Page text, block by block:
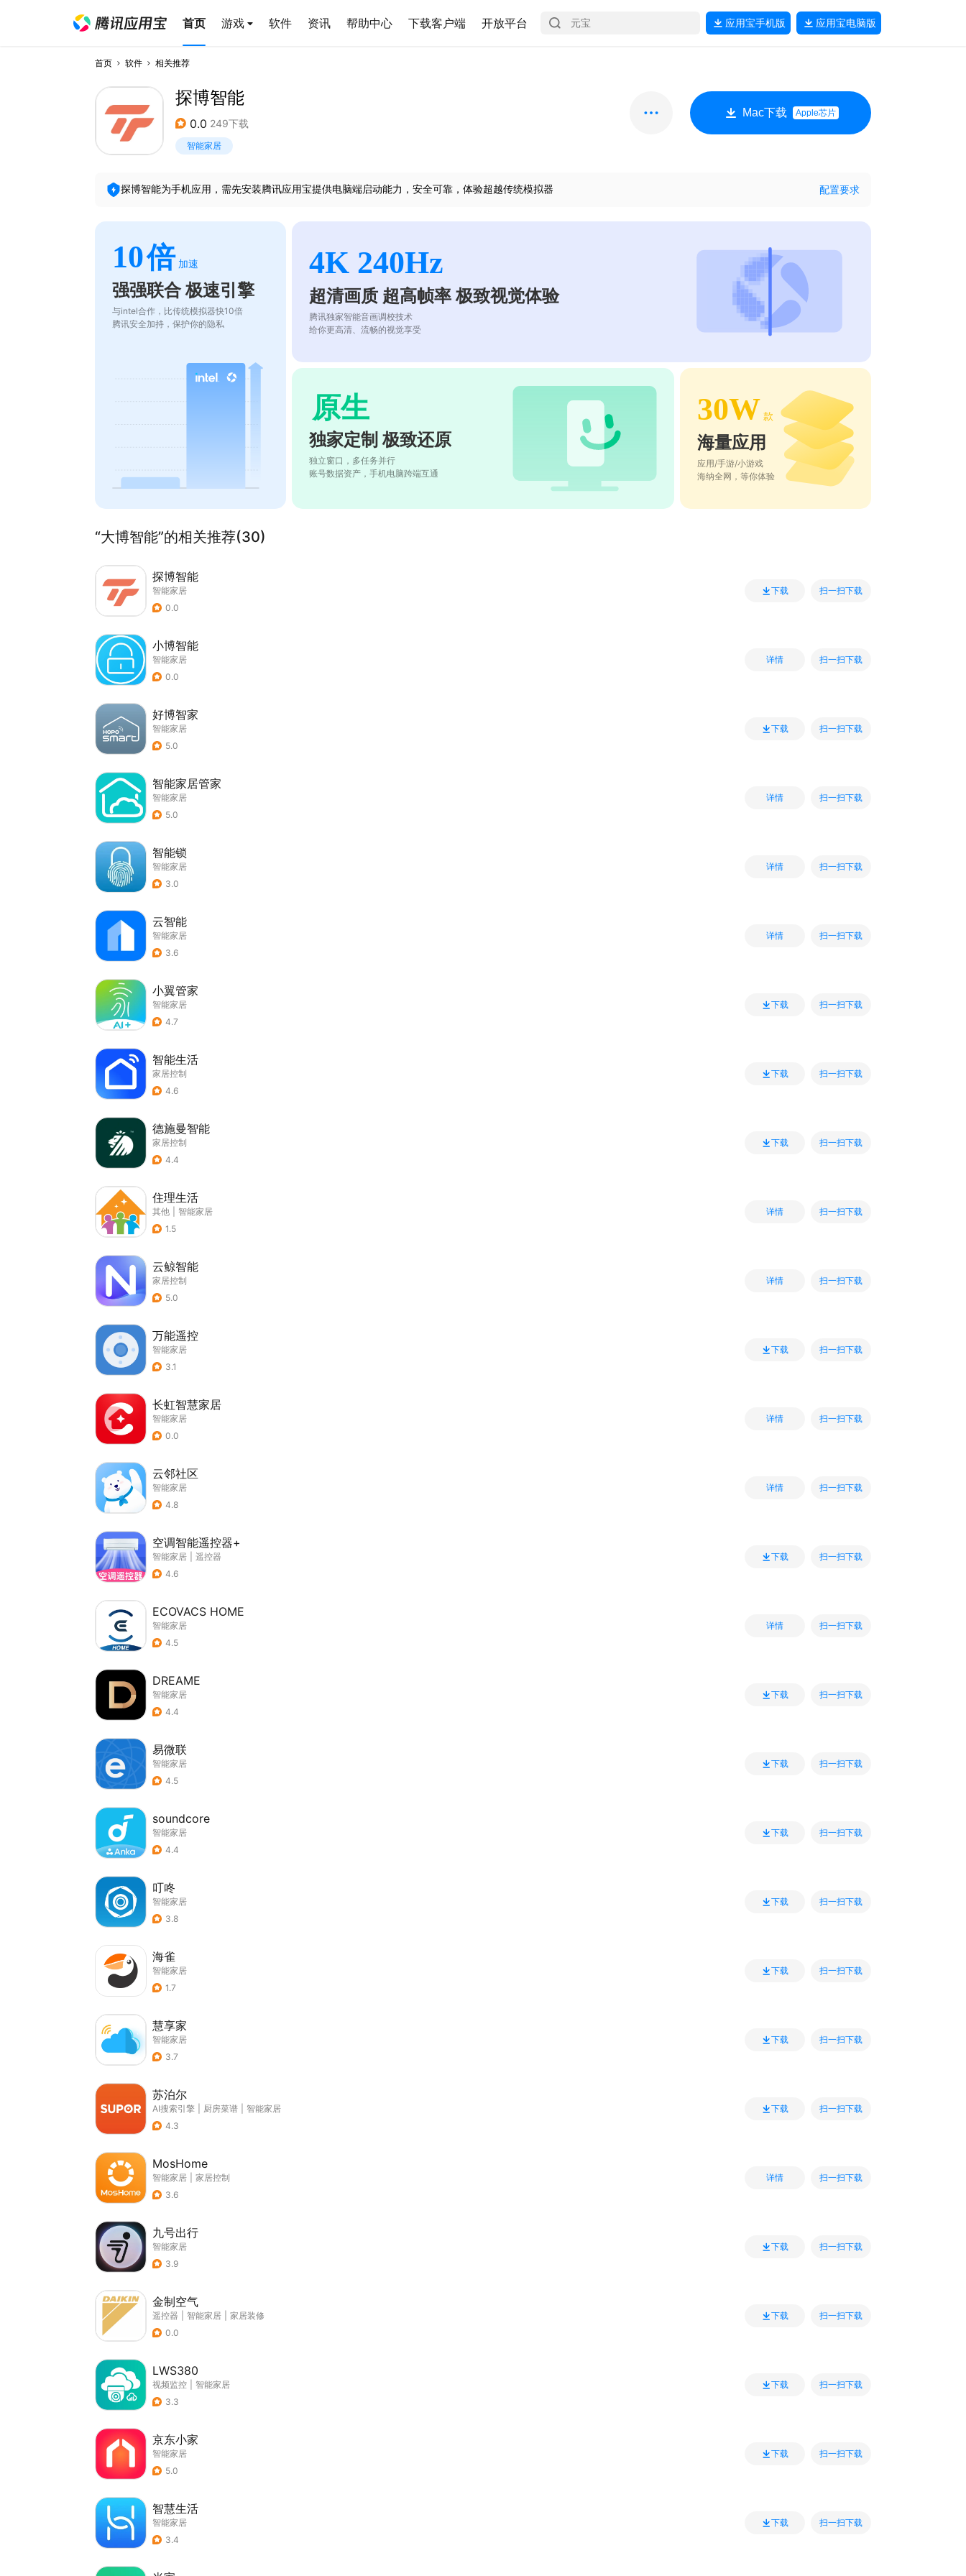
首页 游戏 软件 资讯 帮助中心 下载客户端 开放平台 应用宝手机版 应用宝电脑版
首页 软件 相关推荐
探博智能
0.0 249下载
智能家居
Mac下载 Apple芯片
探博智能为手机应用，需先安装腾讯应用宝提供电脑端启动能力，安全可靠，体验超越传统模拟器 配置要求
10倍 加速
强强联合 极速引擎
与intel合作，比传统模拟器快10倍
腾讯安全加持，保护你的隐私
4K 240Hz
超清画质 超高帧率 极致视觉体验
腾讯独家智能音画调校技术
给你更高清、流畅的视觉享受
原生
独家定制 极致还原
独立窗口，多任务并行
账号数据资产，手机电脑跨端互通
30W 款
海量应用
应用/手游/小游戏
海纳全网，等你体验
“大博智能”的相关推荐(30)
探博智能
智能家居
0.0
下载 扫一扫下载
小博智能
智能家居
0.0
详情 扫一扫下载
好博智家
智能家居
5.0
下载 扫一扫下载
智能家居管家
智能家居
5.0
详情 扫一扫下载
智能锁
智能家居
3.0
详情 扫一扫下载
云智能
智能家居
3.6
详情 扫一扫下载
小翼管家
智能家居
4.7
下载 扫一扫下载
智能生活
家居控制
4.6
下载 扫一扫下载
德施曼智能
家居控制
4.4
下载 扫一扫下载
住理生活
其他
智能家居
1.5
详情 扫一扫下载
云鲸智能
家居控制
5.0
详情 扫一扫下载
万能遥控
智能家居
3.1
下载 扫一扫下载
长虹智慧家居
智能家居
0.0
详情 扫一扫下载
云邻社区
智能家居
4.8
详情 扫一扫下载
空调智能遥控器+
智能家居
遥控器
4.6
下载 扫一扫下载
ECOVACS HOME
智能家居
4.5
详情 扫一扫下载
DREAME
智能家居
4.4
下载 扫一扫下载
易微联
智能家居
4.5
下载 扫一扫下载
soundcore
智能家居
4.4
下载 扫一扫下载
叮咚
智能家居
3.8
下载 扫一扫下载
海雀
智能家居
1.7
下载 扫一扫下载
慧享家
智能家居
3.7
下载 扫一扫下载
苏泊尔
AI搜索引擎 厨房菜谱
智能家居
4.3
下载 扫一扫下载
MosHome
智能家居
家居控制
3.6
详情 扫一扫下载
九号出行
智能家居
3.9
下载 扫一扫下载
金制空气
遥控器 智能家居
家居装修
0.0
下载 扫一扫下载
LWS380
视频监控
智能家居
3.3
下载 扫一扫下载
京东小家
智能家居
5.0
下载 扫一扫下载
智慧生活
智能家居
3.4
下载 扫一扫下载